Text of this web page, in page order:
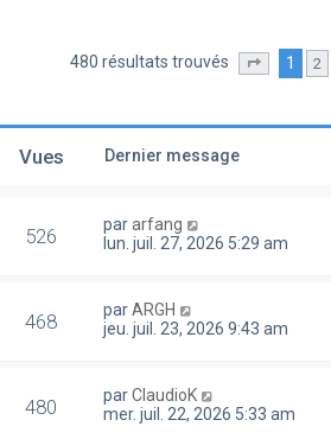
480 résultats trouvés Page sur
1 2
Vues Dernier message
526 pararfang
lun. juil. 27, 2026 5:29 am
468 parARGH
jeu. juil. 23, 2026 9:43 am
480 parClaudioK
mer. juil. 22, 2026 5:33 am